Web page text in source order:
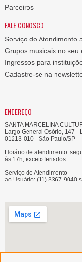
Parceiros
FALE CONOSCO
Serviço de Atendimento
Grupos musicais no seu
Ingressos para
Cadastre-se na
ENDEREÇO
SANTA MARCELINA
Largo General Osório, 147 -
01213-010 - São Paulo/SP
Horário de atendimento:
às 17h, exceto feriados
Serviço de Atendimento
ao Usuário: (11) 3367-9040